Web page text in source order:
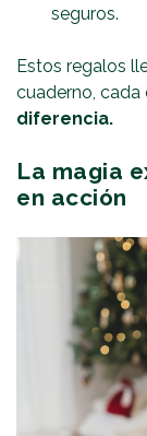
seguros.
Estos regalos
cuaderno,
diferencia.
La magia
en acción